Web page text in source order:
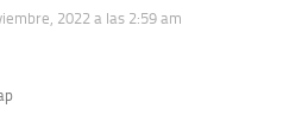
2022 a las 2:59 am